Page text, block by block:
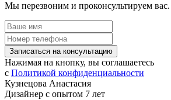
Мы перезвоним и проконсультируем вас.
Записаться на консультацию
Нажимая на кнопку, вы соглашаетесь
с Политикой конфиденциальности
Кузнецова Анастасия
Дизайнер с опытом 7 лет